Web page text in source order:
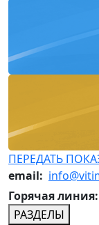
ПЕРЕДАТЬ
email:
Горячая линия:
РАЗДЕЛЫ